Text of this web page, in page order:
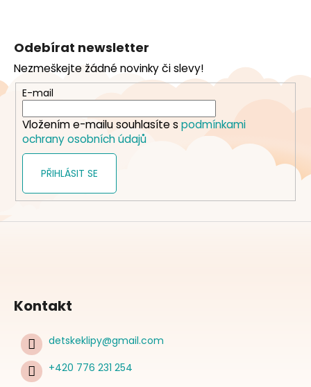
a
t
Odebírat newsletter
Nezmeškejte žádné novinky či slevy!
E-mail
Vložením e-mailu souhlasíte s podmínkami
ochrany osobních údajů
PŘIHLÁSIT SE
Kontakt
detskeklipy@gmail.com
+420 776 231 254